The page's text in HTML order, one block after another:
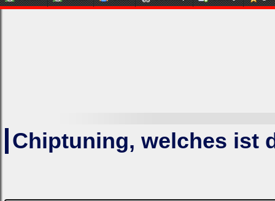
Chiptuning, welches ist